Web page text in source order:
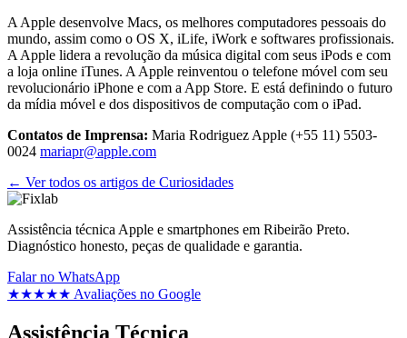
A Apple desenvolve Macs, os melhores computadores pessoais do
mundo, assim como o OS X, iLife, iWork e softwares profissionais.
A Apple lidera a revolução da música digital com seus iPods e com
a loja online iTunes. A Apple reinventou o telefone móvel com seu
revolucionário iPhone e com a App Store. E está definindo o futuro
da mídia móvel e dos dispositivos de computação com o iPad.
Contatos de Imprensa: Maria Rodriguez Apple (+55 11) 5503-
0024 mariapr@apple.com
← Ver todos os artigos de Curiosidades
Assistência técnica Apple e smartphones em Ribeirão Preto.
Diagnóstico honesto, peças de qualidade e garantia.
Falar no WhatsApp
★★★★★ Avaliações no Google
Assistência Técnica